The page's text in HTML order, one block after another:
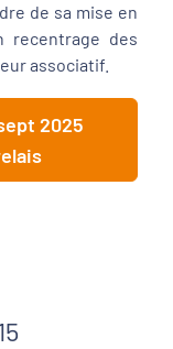
de sa mise en
recentrage des
associatif.
2025